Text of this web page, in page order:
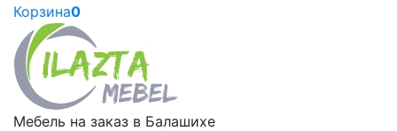
Корзина0
Мебель на заказ в Балашихе